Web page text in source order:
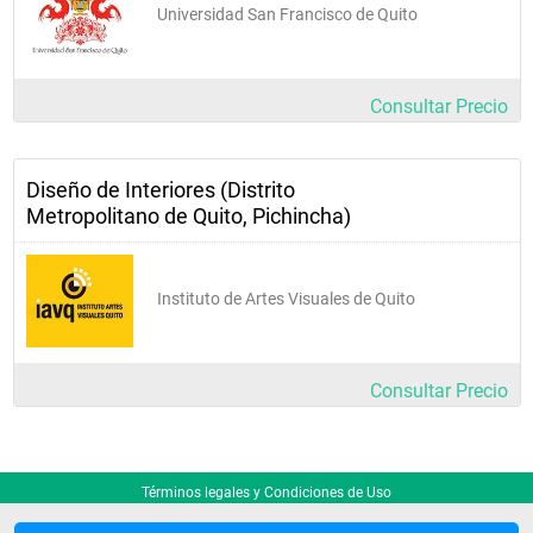
Universidad San Francisco de Quito
Consultar Precio
Diseño de Interiores (Distrito
Metropolitano de Quito, Pichincha)
Instituto de Artes Visuales de Quito
Consultar Precio
Términos legales y Condiciones de Uso